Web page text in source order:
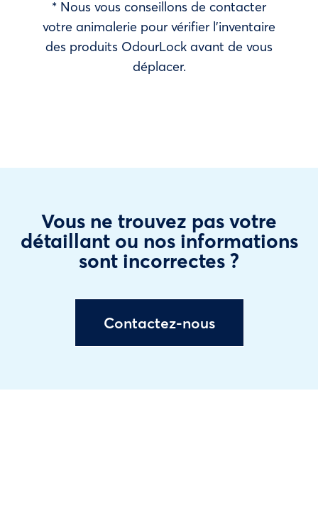
* Nous vous conseillons de contacter
votre animalerie pour vérifier l’inventaire
des produits OdourLock avant de vous
déplacer.
Vous ne trouvez pas votre
détaillant ou nos informations
sont incorrectes ?
Contactez-nous